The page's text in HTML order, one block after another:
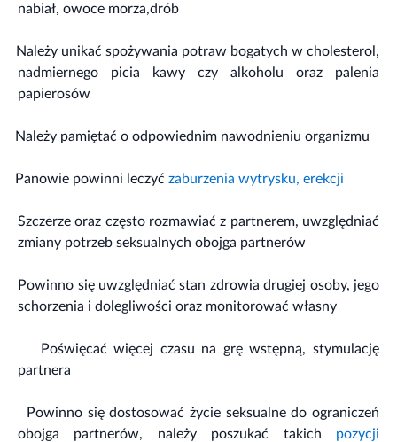
nabiał, owoce morza,drób
Należy unikać spożywania potraw bogatych w cholesterol,
nadmiernego picia kawy czy alkoholu oraz palenia
papierosów
Należy pamiętać o odpowiednim nawodnieniu organizmu
Panowie powinni leczyć zaburzenia wytrysku, erekcji
Szczerze oraz często rozmawiać z partnerem, uwzględniać
zmiany potrzeb seksualnych obojga partnerów
Powinno się uwzględniać stan zdrowia drugiej osoby, jego
schorzenia i dolegliwości oraz monitorować własny
Poświęcać więcej czasu na grę wstępną, stymulację
partnera
Powinno się dostosować życie seksualne do ograniczeń
obojga partnerów, należy poszukać takich pozycji